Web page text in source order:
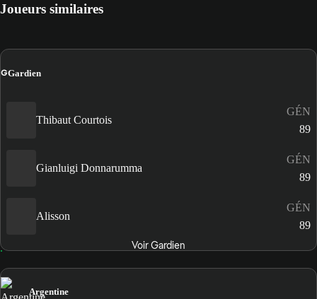
Joueurs similaires
GGardien
Thibaut Courtois
GÉN
89
Gianluigi Donnarumma
GÉN
89
Alisson
GÉN
89
Voir Gardien
Argentine